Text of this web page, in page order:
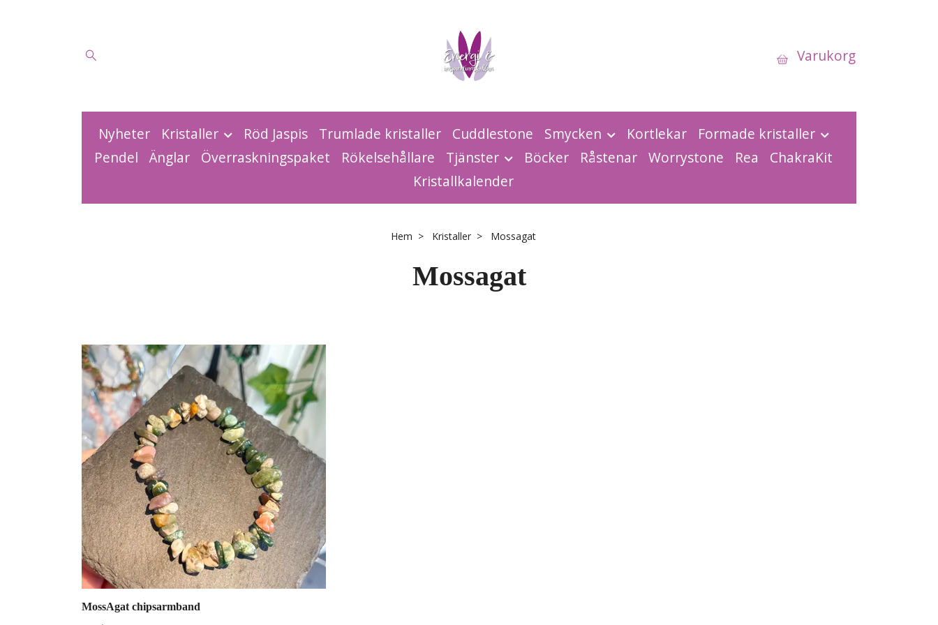
Varukorg
Nyheter Kristaller Röd Jaspis Trumlade kristaller Cuddlestone Smycken Kortlekar
Formade kristaller
Pendel
Änglar Överraskningspaket Rökelsehållare Tjänster Böcker Råstenar Worrystone Rea
ChakraKit
Kristallkalender
Hem Kristaller Mossagat
Mossagat
MossAgat chipsarmband